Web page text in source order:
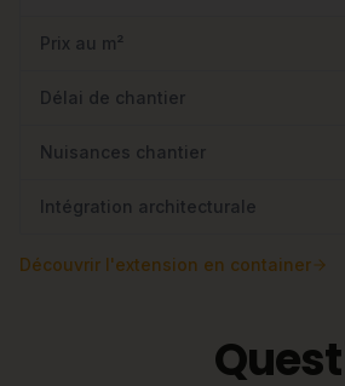
Prix au m²
Délai de chantier
Nuisances chantier
Intégration architecturale
Découvrir l'extension en container